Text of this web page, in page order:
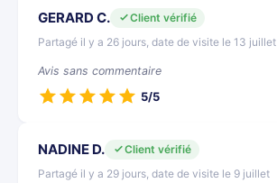
GERARD C.
Client vérifié
Partagé il y a 26 jours, date de visite le 13 juillet
Avis sans commentaire
5/5
NADINE D.
Client vérifié
Partagé il y a 29 jours, date de visite le 9 juillet